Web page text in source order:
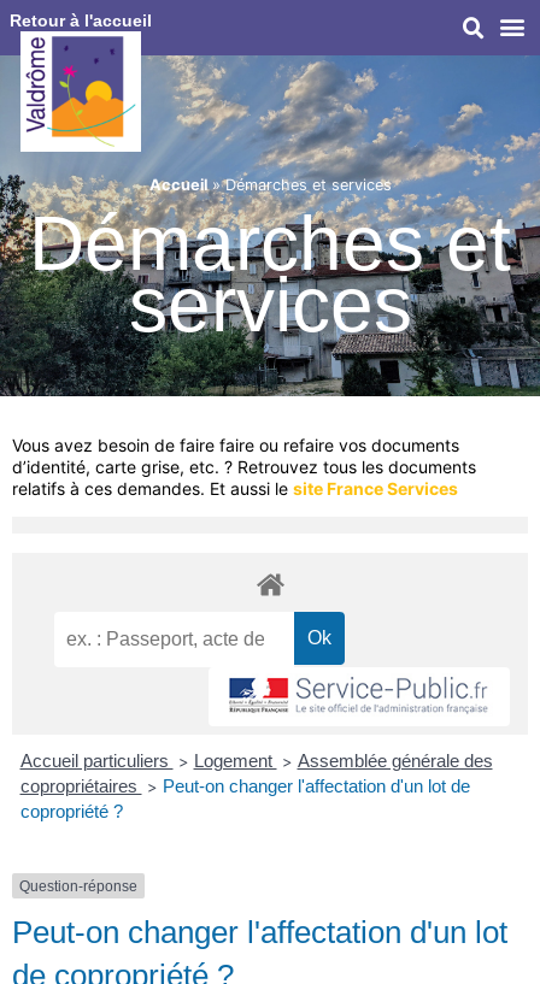
Retour à l'accueil
Accueil»Démarches et services
Démarches et
services
Vous avez besoin de faire faire ou refaire vos documents
d’identité, carte grise, etc. ? Retrouvez tous les documents
relatifs à ces demandes. Et aussi le site France Services
Accueil particuliers > Logement > Assemblée générale des
copropriétaires
> Peut-on changer l'affectation d'un lot de
copropriété ?
Question-réponse
Peut-on changer l'affectation d'un lot
de copropriété ?